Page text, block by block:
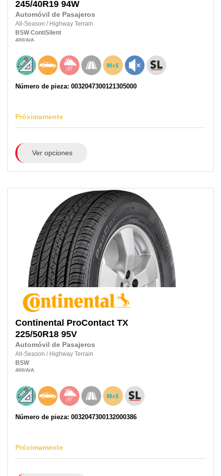
245/40R19 94W
Automóvil de Pasajeros
All-Season / Highway Terrain
BSW ContiSilent
400/A/A
Número de pieza: 0032047300121305000
Próximamente
Ver opciones
Continental ProContact TX
225/50R18 95V
Automóvil de Pasajeros
All-Season / Highway Terrain
BSW
400/A/A
Número de pieza: 0032047300132000386
Próximamente